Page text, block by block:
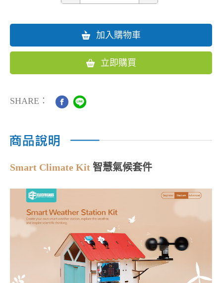
加入購物車
立即購買
SHARE：
Smart Climate Kit 智慧氣候套件